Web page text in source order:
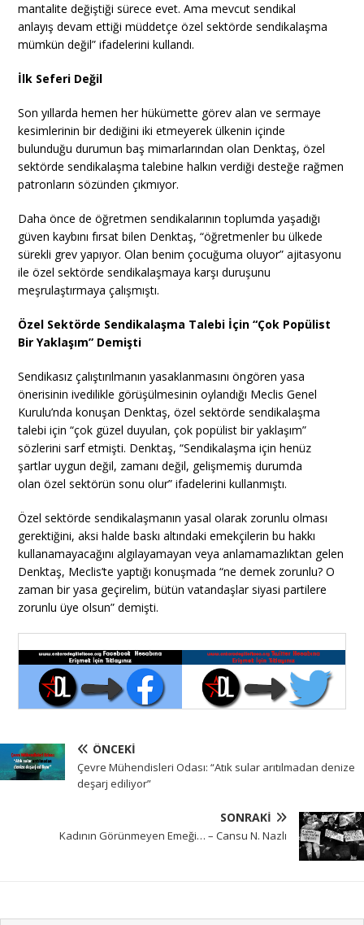
mantalite değiştiği sürece evet. Ama mevcut sendikal
anlayış devam ettiği müddetçe özel sektörde sendikalaşma
mümkün değil” ifadelerini kullandı.
İlk Seferi Değil
Son yıllarda hemen her hükümette görev alan ve sermaye
kesimlerinin bir dediğini iki etmeyerek ülkenin içinde
bulunduğu durumun baş mimarlarından olan Denktaş, özel
sektörde sendikalaşma talebine halkın verdiği desteğe rağmen
patronların sözünden çıkmıyor.
Daha önce de öğretmen sendikalarının toplumda yaşadığı
güven kaybını fırsat bilen Denktaş, “öğretmenler bu ülkede
sürekli grev yapıyor. Olan benim çocuğuma oluyor” ajitasyonu
ile özel sektörde sendikalaşmaya karşı duruşunu
meşrulaştırmaya çalışmıştı.
Özel Sektörde Sendikalaşma Talebi İçin “Çok Popülist
Bir Yaklaşım” Demişti
Sendikasız çalıştırılmanın yasaklanmasını öngören yasa
önerisinin ivedilikle görüşülmesinin oylandığı Meclis Genel
Kurulu’nda konuşan Denktaş, özel sektörde sendikalaşma
talebi için “çok güzel duyulan, çok popülist bir yaklaşım”
sözlerini sarf etmişti. Denktaş, “Sendikalaşma için henüz
şartlar uygun değil, zamanı değil, gelişmemiş durumda
olan özel sektörün sonu olur” ifadelerini kullanmıştı.
Özel sektörde sendikalaşmanın yasal olarak zorunlu olması
gerektiğini, aksi halde baskı altındaki emekçilerin bu hakkı
kullanamayacağını algılayamayan veya anlamamazlıktan gelen
Denktaş, Meclis’te yaptığı konuşmada “ne demek zorunlu? O
zaman bir yasa geçirelim, bütün vatandaşlar siyasi partilere
zorunlu üye olsun” demişti.
ÖNCEKI
Çevre Mühendisleri Odası: “Atık sular arıtılmadan denize
deşarj ediliyor”
SONRAKI
Kadının Görünmeyen Emeği… – Cansu N. Nazlı